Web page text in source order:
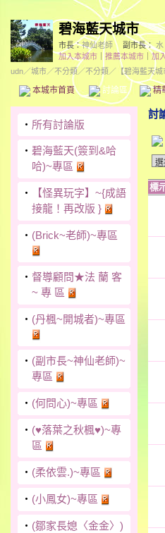
碧海藍天城市
市長：神仙老師 副市長：
加入本城市
推薦本城市 ｜加
udn／城市／不分類／不分類 ／ 【碧海藍天
本城市首頁 討論區 精
‧ 所有討論版
‧ 碧海藍天(簽到&哈
哈)~專區
‧
【怪異玩字】~{成語
接龍！再改版 }
‧ (Brick~老師)~專區
‧ 督導顧問★法 蘭 客
~ 專 區
‧ (丹楓~開城者)~專區
‧ (副市長~神仙老師)~
專區
‧ (何問心)~專區
‧ (♥落葉之秋楓♥)~專
區
‧ (柔依雲.)~專區
‧ (小鳳女)~專區
‧ (鄒家長媳〈金金〉)
討
標